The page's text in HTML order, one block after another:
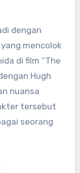
dengan
mencolok
di film “The
Hugh
nuansa
tersebut
seorang